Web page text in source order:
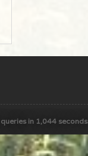
in 1,044